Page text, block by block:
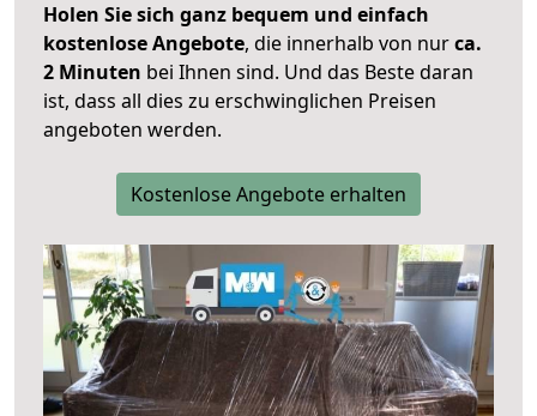
Holen Sie sich ganz bequem und einfach
kostenlose Angebote, die innerhalb von nurca.
2 Minuten bei Ihnen sind. Und das Beste daran
ist, dass all dies zu erschwinglichen Preisen
angeboten werden.
Kostenlose Angebote erhalten